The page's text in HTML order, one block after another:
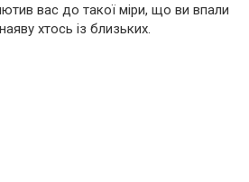
вас до такої міри, що ви впали
хтось із близьких.